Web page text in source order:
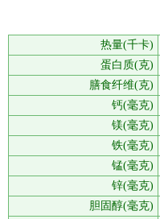
热量(千卡)
蛋白质(克)
膳食纤维(克)
钙(毫克)
镁(毫克)
铁(毫克)
锰(毫克)
锌(毫克)
胆固醇(毫克)